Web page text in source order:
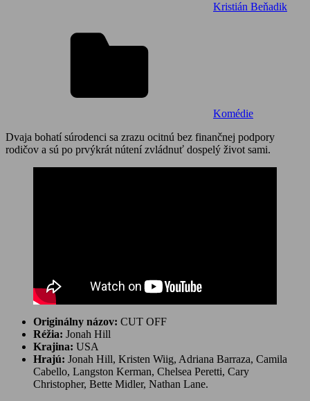
Kristián Beňadik
Komédie
Dvaja bohatí súrodenci sa zrazu ocitnú bez finančnej podpory
rodičov a sú po prvýkrát nútení zvládnuť dospelý život sami.
Originálny názov: CUT OFF
Réžia: Jonah Hill
Krajina: USA
Hrajú: Jonah Hill, Kristen Wiig, Adriana Barraza, Camila
Cabello, Langston Kerman, Chelsea Peretti, Cary
Christopher, Bette Midler, Nathan Lane.